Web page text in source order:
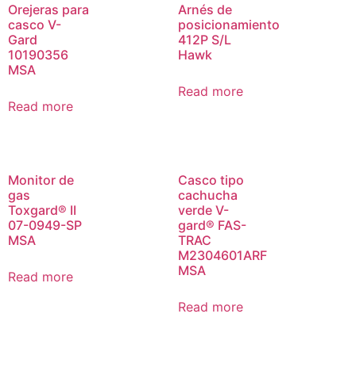
Orejeras para
casco V-
Gard
10190356
MSA
Read more
Arnés de
posicionamiento
412P S/L
Hawk
Read more
Monitor de
gas
Toxgard® II
07-0949-SP
MSA
Read more
Casco tipo
cachucha
verde V-
gard® FAS-
TRAC
M2304601ARF
MSA
Read more